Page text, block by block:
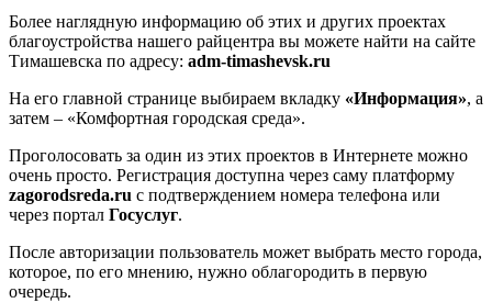
Более наглядную информацию об этих и других проектах
благоустройства нашего райцентра вы можете найти на сайте
Тимашевска по адресу: adm-timashevsk.ru
На его главной странице выбираем вкладку «Информация», а
затем – «Комфортная городская среда».
Проголосовать за один из этих проектов в Интернете можно
очень просто. Регистрация доступна через саму платформу
zagorodsreda.ru с подтверждением номера телефона или
через портал Госуслуг.
После авторизации пользователь может выбрать место города,
которое, по его мнению, нужно облагородить в первую
очередь.